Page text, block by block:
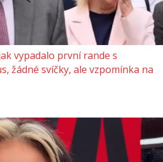
vypadalo první rande s
žádné svíčky, ale vzpomínka na